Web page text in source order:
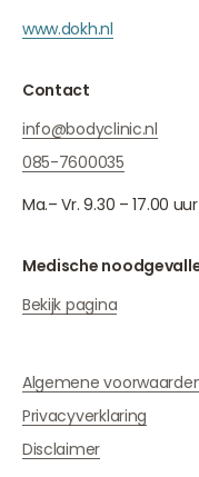
www.dokh.nl
Contact
info@bodyclinic.nl
085-7600035
Ma.– Vr. 9.30 – 17.00
Medische
Bekijk pagina
Algemene
Privacyverklaring
Disclaimer